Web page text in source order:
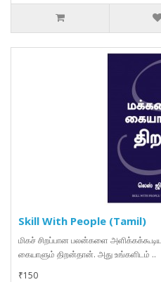
Skill With People (Tamil)
மிகச் சிறப்பான பலன்களை
கையாளும் திறன்தான். அது உங்களிடம் ..
₹150